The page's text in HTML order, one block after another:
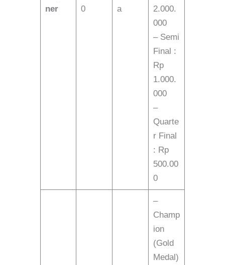
ner
0
a
2.000.
000
– Semi
Final :
Rp
1.000.
000
–
Quarte
r Final
: Rp
500.00
0
–
Champ
ion
(Gold
Medal)